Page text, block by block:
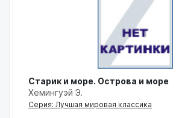
Старик и море. Острова и море
Хемингуэй Э.
Серия: Лучшая мировая классика